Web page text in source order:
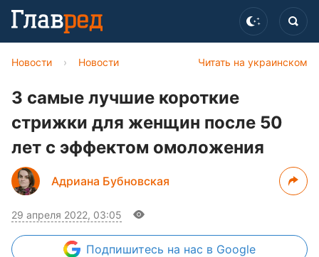
Читать на украинском
Новости › Новости
3 самые лучшие короткие
стрижки для женщин после 50
лет с эффектом омоложения
Адриана Бубновская
29 апреля 2022, 03:05
Подпишитесь на нас в Google